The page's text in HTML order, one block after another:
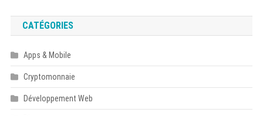
CATÉGORIES
Apps & Mobile
Cryptomonnaie
Développement Web